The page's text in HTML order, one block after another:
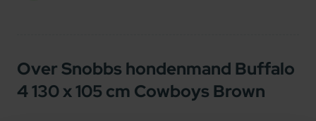
Over Snobbs hondenmand Buffalo
4 130 x 105 cm Cowboys Brown